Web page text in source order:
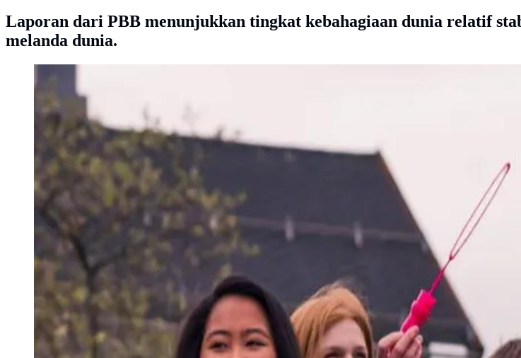
Laporan dari PBB menunjukkan tingkat kebahagiaan dunia relatif
melanda dunia.